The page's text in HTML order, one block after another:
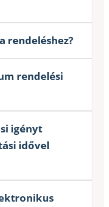
rendeléshez?
rendelési
igényt
idővel